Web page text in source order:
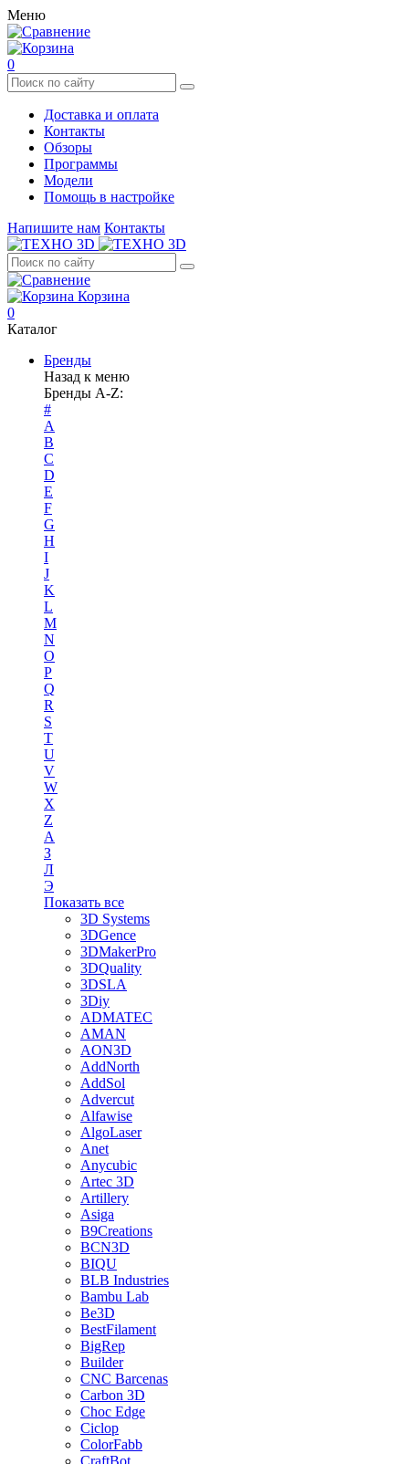
Меню
0
Доставка и оплата
Контакты
Обзоры
Программы
Модели
Помощь в настройке
Напишите нам Контакты
Корзина
0
Каталог
Бренды
Назад к меню
Бренды A-Z:
#
A
B
C
D
E
F
G
H
I
J
K
L
M
N
O
P
Q
R
S
T
U
V
W
X
Z
А
З
Л
Э
Показать все
3D Systems
3DGence
3DMakerPro
3DQuality
3DSLA
3Diy
ADMATEC
AMAN
AON3D
AddNorth
AddSol
Advercut
Alfawise
AlgoLaser
Anet
Anycubic
Artec 3D
Artillery
Asiga
B9Creations
BCN3D
BIQU
BLB Industries
Bambu Lab
Be3D
BestFilament
BigRep
Builder
CNC Barcenas
Carbon 3D
Choc Edge
Ciclop
ColorFabb
CraftBot